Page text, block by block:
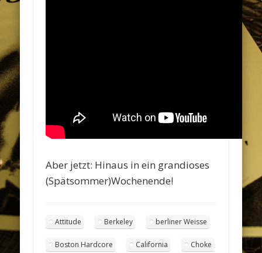
Aber jetzt: Hinaus in ein grandioses
(Spätsommer)Wochenende!
Attitude Berkeley berliner Weisse
Boston Hardcore California Choke